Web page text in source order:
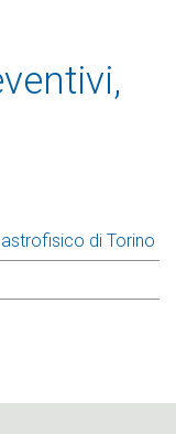
di Torino